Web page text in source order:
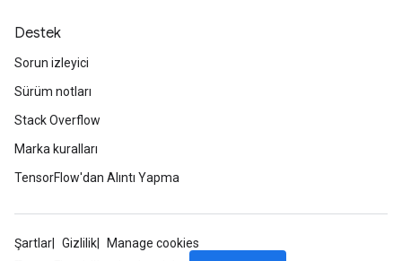
Destek
Sorun izleyici
Sürüm notları
Stack Overflow
Marka kuralları
TensorFlow'dan Alıntı Yapma
Şartlar Gizlilik
Manage cookies